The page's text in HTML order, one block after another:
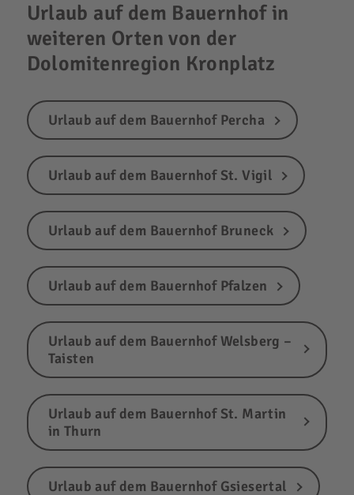
Urlaub auf dem Bauernhof in
weiteren Orten von der
Dolomitenregion Kronplatz
Urlaub auf dem Bauernhof Percha
Urlaub auf dem Bauernhof St. Vigil
Urlaub auf dem Bauernhof Bruneck
Urlaub auf dem Bauernhof Pfalzen
Urlaub auf dem Bauernhof Welsberg –
Taisten
Urlaub auf dem Bauernhof St. Martin
in Thurn
Urlaub auf dem Bauernhof Gsiesertal